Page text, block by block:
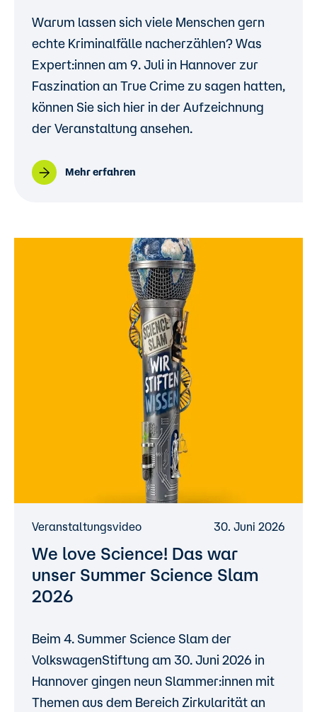
Warum lassen sich viele Menschen gern
echte Kriminalfälle nacherzählen? Was
Expert:innen am 9. Juli in Hannover zur
Faszination an True Crime zu sagen hatten,
können Sie sich hier in der Aufzeichnung
der Veranstaltung ansehen.
Mehr erfahren
Veranstaltungsvideo 30. Juni 2026
We love Science! Das war
unser Summer Science Slam
2026
Beim 4. Summer Science Slam der
VolkswagenStiftung am 30. Juni 2026 in
Hannover gingen neun Slammer:innen mit
Themen aus dem Bereich Zirkularität an